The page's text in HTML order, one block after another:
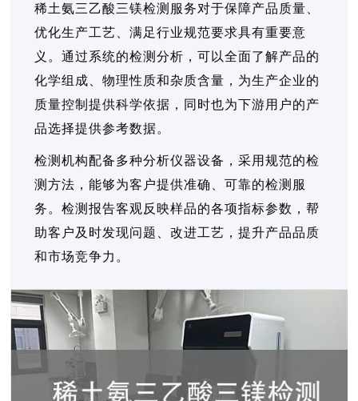
稀土氨三乙酸三镁检测服务对于保障产品质量、
优化生产工艺、满足行业规范要求具有重要意
义。通过系统的检测分析，可以全面了解产品的
化学组成、物理性质和杂质含量，为生产企业的
质量控制提供科学依据，同时也为下游用户的产
品选择提供参考数据。
检测机构配备多种分析仪器设备，采用规范的检
测方法，能够为客户提供准确、可靠的检测服
务。检测报告客观反映样品的各项指标参数，帮
助客户及时发现问题、改进工艺，提升产品品质
和市场竞争力。